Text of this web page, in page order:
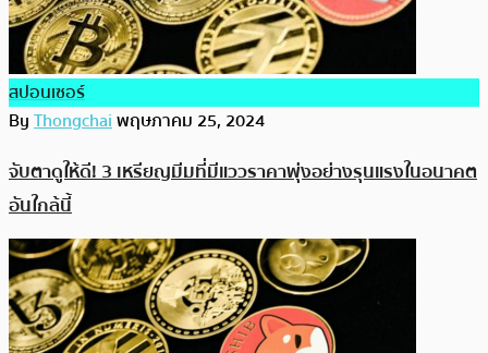
สปอนเซอร์
ByThongchaiพฤษภาคม 25, 2024
จับตาดูให้ดี! 3 เหรียญมีมที่มีแววราคาพุ่งอย่างรุนแรงในอนาคต
อันใกล้นี้